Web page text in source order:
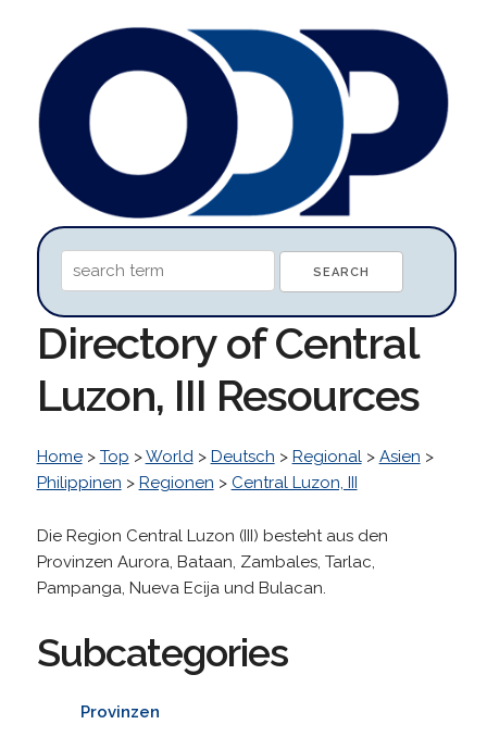
Directory of Central
Luzon, III Resources
Home> Top >World> Deutsch > Regional> Asien >
Philippinen > Regionen > Central Luzon, III
Die Region Central Luzon (III) besteht aus den
Provinzen Aurora, Bataan, Zambales, Tarlac,
Pampanga, Nueva Ecija und Bulacan.
Subcategories
Provinzen